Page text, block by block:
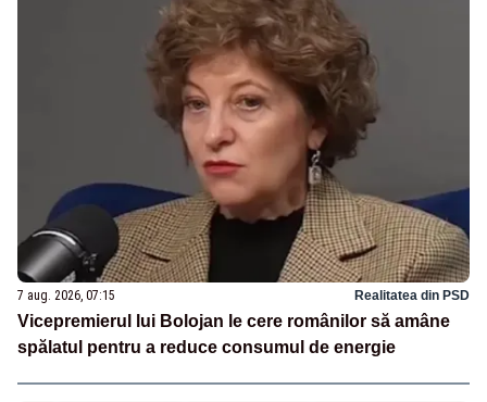
7 aug. 2026, 07:15 Realitatea din PSD
Vicepremierul lui Bolojan le cere românilor să amâne
spălatul pentru a reduce consumul de energie